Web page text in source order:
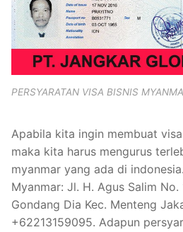
PERSYARATAN VISA BISNIS
Apabila kita ingin membuat
maka kita harus mengurus
myanmar yang ada di
Myanmar: Jl. H. Agus Salim No.
Gondang Dia Kec. Menteng
+62213159095. Adapun